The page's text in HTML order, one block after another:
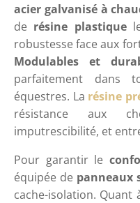
acier galvanisé à
de résine plastique
robustesse face aux
Modulables et
parfaitement dans
équestres. La résine
résistance aux
imputrescibilité, et
Pour garantir le
équipée de panneaux
cache-isolation. Quant